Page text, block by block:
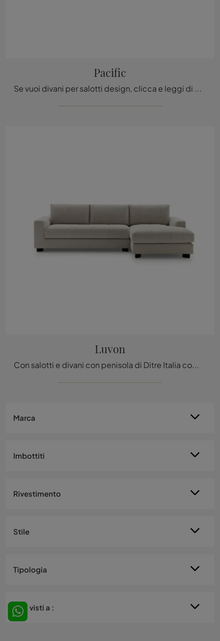
Marca
Imbottiti
Rivestimento
Stile
Tipologia
I più visti a :
Pacific
Se vuoi divani per salotti design, clicca e leggi di più sul modello Pacific in tessuto della marca Ditre Italia.
Luvon
Con salotti e divani con penisola di Ditre Italia come il modello Luvon in tessuto, potrai ultimare il tuo progetto d'arredo.